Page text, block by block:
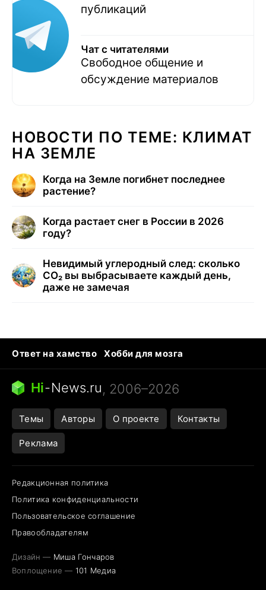
публикаций
Чат с читателями
Свободное общение и
обсуждение материалов
НОВОСТИ ПО ТЕМЕ: КЛИМАТ
НА ЗЕМЛЕ
Когда на Земле погибнет последнее
растение?
Когда растает снег в России в 2026
году?
Невидимый углеродный след: сколько
CO₂ вы выбрасываете каждый день,
даже не замечая
Ответ на хамство
Хобби для мозга
Бензин 100 vs 95
Тунцы в океанариуме
Следующая пандемия
Hi-News.ru, 2006–2026
Темы Авторы О проекте Контакты
Реклама
Редакционная политика
Политика конфиденциальности
Пользовательское соглашение
Правообладателям
Дизайн — Миша Гончаров
Воплощение — 101 Медиа